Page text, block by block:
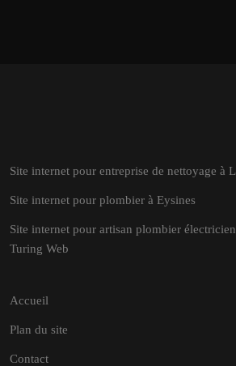
Site internet pour entreprise de nettoyage à
Site internet pour plombier à Eysines
Site internet pour artisan plombier
Turing Web
Accueil
Plan du site
Contact